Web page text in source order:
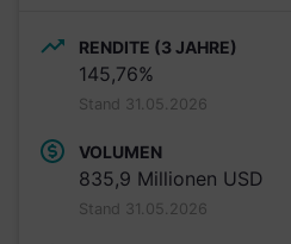
RENDITE (3 JAHRE)
145,76%
Stand 31.05.2026
VOLUMEN
835,9 Millionen USD
Stand 31.05.2026